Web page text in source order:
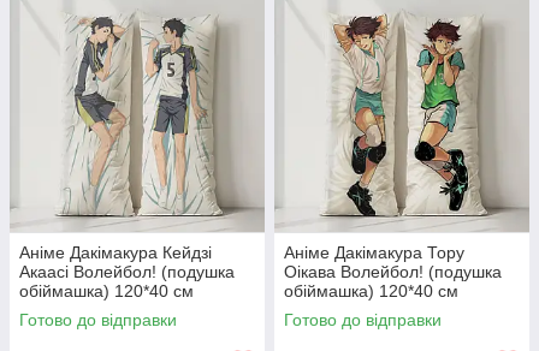
Аніме Дакімакура Кейдзі
Акаасі Волейбол! (подушка
обіймашка) 120*40 см
Готово до відправки
Аніме Дакімакура Тору
Оікава Волейбол! (подушка
обіймашка) 120*40 см
Готово до відправки